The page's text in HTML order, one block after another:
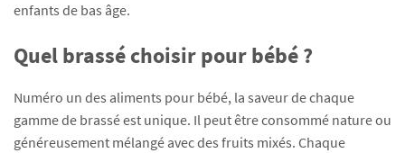
enfants de bas âge.
Quel brassé choisir pour bébé ?
Numéro un des aliments pour bébé, la saveur de chaque
gamme de brassé est unique. Il peut être consommé nature ou
généreusement mélangé avec des fruits mixés. Chaque